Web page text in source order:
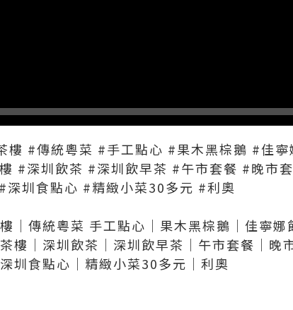
樓 #傳統粵菜 #手工點心 #果木黑棕鵝 #佳
#深圳飲茶 #深圳飲早茶 #午市套餐 #晚市
圳食點心 #精緻小菜30多元 #利奧
｜傳統粵菜 手工點心｜果木黑棕鵝｜佳寧娜
樓｜深圳飲茶｜深圳飲早茶｜午市套餐｜晚
圳食點心｜精緻小菜30多元｜利奧